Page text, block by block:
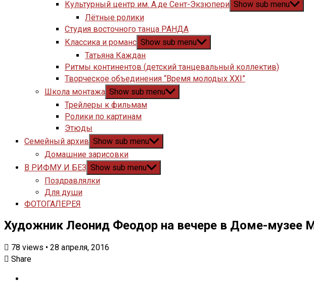
Культурный центр им. А.де Сент-Экзюпери Show sub menu
Лётные ролики
Студия восточного танца РАНДА
Классика и романс Show sub menu
Татьяна Каждан
Ритмы континентов (детский танцевальный коллектив)
Творческое объединения “Время молодых XXI”
Школа монтажа Show sub menu
Трейлеры к фильмам
Ролики по картинам
Этюды
Семейный архив Show sub menu
Домашние зарисовки
В РИФМУ И БЕЗ Show sub menu
Поздравлялки
Для души
ФОТОГАЛЕРЕЯ
Художник Леонид Феодор на вечере в Доме-музее
78 views • 28 апреля, 2016
Share